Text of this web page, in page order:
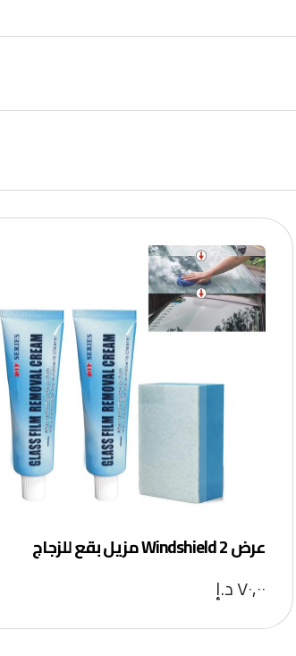
عرض 2 Windshield مزيل بقع للزجاج
٧٠,٠٠د.إ